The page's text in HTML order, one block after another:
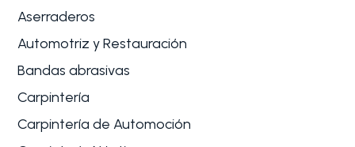
Aserraderos
Automotriz y Restauración
Bandas abrasivas
Carpintería
Carpintería de Automoción